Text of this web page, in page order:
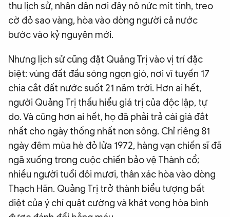
thu lịch sử, nhân dân nơi đây nô nức mít tinh, treo
cờ đỏ sao vàng, hòa vào dòng người cả nước
bước vào kỷ nguyên mới.
Nhưng lịch sử cũng đặt Quảng Trị vào vị trí đặc
biệt: vùng đất đầu sóng ngọn gió, nơi vĩ tuyến 17
chia cắt đất nước suốt 21 năm trời. Hơn ai hết,
người Quảng Trị thấu hiểu giá trị của độc lập, tự
do. Và cũng hơn ai hết, họ đã phải trả cái giá đắt
nhất cho ngày thống nhất non sông. Chỉ riêng 81
ngày đêm mùa hè đỏ lửa 1972, hàng vạn chiến sĩ đã
ngã xuống trong cuộc chiến bảo vệ Thành cổ;
nhiều người tuổi đôi mươi, thân xác hòa vào dòng
Thạch Hãn. Quảng Trị trở thành biểu tượng bất
diệt của ý chí quật cường và khát vọng hòa bình